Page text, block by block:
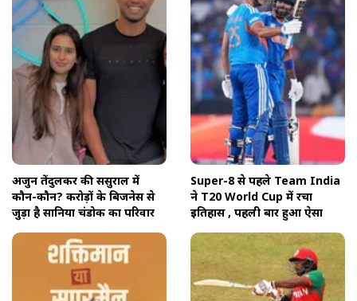
अर्जुन तेंदुलकर की ससुराल में
कौन-कौन? करोड़ों के बिजनेस से
जुड़ा है सानिया चंडोक का परिवार
Super-8 से पहले Team India
ने T20 World Cup में रचा
इत‍िहास , पहली बार हुआ ऐसा